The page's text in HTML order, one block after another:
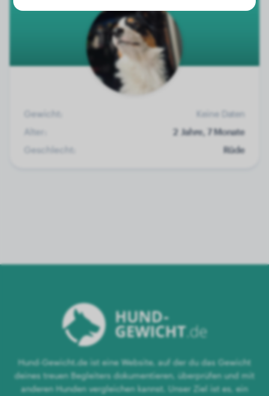
Gewicht:
Keine Daten
Alter:
2 Jahre, 7 Monate
Geschlecht:
Rüde
Hund-Gewicht.de ist eine Website, auf der du das Gewicht
deines treuen Begleiters dokumentieren, überprüfen und mit
anderen Hunden vergleichen kannst. Unser Ziel ist es, ein